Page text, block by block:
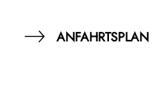
ANFAHRTSPLAN